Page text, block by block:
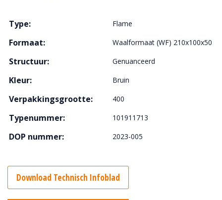
Type: Flame
Formaat: Waalformaat (WF) 210x100x50
Structuur: Genuanceerd
Kleur: Bruin
Verpakkingsgrootte: 400
Typenummer: 101911713
DOP nummer: 2023-005
Download Technisch Infoblad